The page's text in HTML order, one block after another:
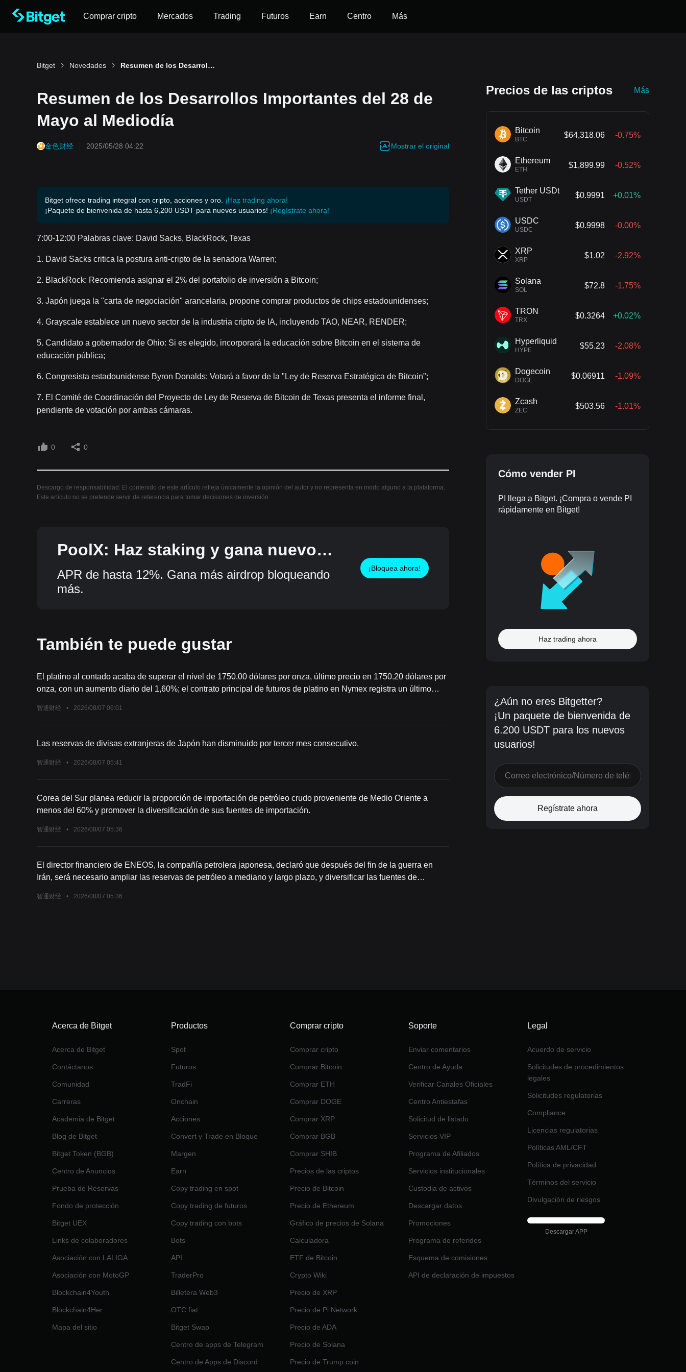
Comprar cripto Mercados Trading Futuros Earn Centro Más
Bitget Novedades Resumen de los Desarrollos Importantes del 28 de Mayo al Mediodía
Resumen de los Desarrollos Importantes del 28 de
Mayo al Mediodía
金色财经 2025/05/28 04:22 Mostrar el original
Bitget ofrece trading integral con cripto, acciones y oro. ¡Haz trading ahora!
¡Paquete de bienvenida de hasta 6,200 USDT para nuevos usuarios! ¡Regístrate ahora!
7:00-12:00 Palabras clave: David Sacks, BlackRock, Texas
1. David Sacks critica la postura anti-cripto de la senadora Warren;
2. BlackRock: Recomienda asignar el 2% del portafolio de inversión a Bitcoin;
3. Japón juega la "carta de negociación" arancelaria, propone comprar productos de chips estadounidenses;
4. Grayscale establece un nuevo sector de la industria cripto de IA, incluyendo TAO, NEAR, RENDER;
5. Candidato a gobernador de Ohio: Si es elegido, incorporará la educación sobre Bitcoin en el sistema de
educación pública;
6. Congresista estadounidense Byron Donalds: Votará a favor de la "Ley de Reserva Estratégica de Bitcoin";
7. El Comité de Coordinación del Proyecto de Ley de Reserva de Bitcoin de Texas presenta el informe final,
pendiente de votación por ambas cámaras.
0 0
Descargo de responsabilidad: El contenido de este artículo refleja únicamente la opinión del autor y no representa en modo alguno a la plataforma.
Este artículo no se pretende servir de referencia para tomar decisiones de inversión.
PoolX: Haz staking y gana nuevos
tokens.
APR de hasta 12%. Gana más airdrop bloqueando
más.
¡Bloquea ahora!
También te puede gustar
El platino al contado acaba de superar el nivel de 1750.00 dólares por onza, último precio en 1750.20 dólares por
onza, con un aumento diario del 1,60%; el contrato principal de futuros de platino en Nymex registra un último
智通财经 • 2026/08/07 06:01
Las reservas de divisas extranjeras de Japón han disminuido por tercer mes consecutivo.
智通财经 • 2026/08/07 05:41
Corea del Sur planea reducir la proporción de importación de petróleo crudo proveniente de Medio Oriente a
menos del 60% y promover la diversificación de sus fuentes de importación.
智通财经 • 2026/08/07 05:36
El director financiero de ENEOS, la compañía petrolera japonesa, declaró que después del fin de la guerra en
Irán, será necesario ampliar las reservas de petróleo a mediano y largo plazo, y diversificar las fuentes de
suministro de petróleo.
智通财经 • 2026/08/07 05:36
Precios de las criptos Más
Bitcoin
BTC
$64,318.06 -0.75%
Ethereum
ETH
$1,899.99 -0.52%
Tether USDt
USDT
$0.9991 +0.01%
USDC
USDC
$0.9998 -0.00%
XRP
XRP
$1.02 -2.92%
Solana
SOL
$72.8 -1.75%
TRON
TRX
$0.3264 +0.02%
Hyperliquid
HYPE
$55.23 -2.08%
Dogecoin
DOGE
$0.06911 -1.09%
Zcash
ZEC
$503.56 -1.01%
Cómo vender PI
PI llega a Bitget. ¡Compra o vende PI
rápidamente en Bitget!
Haz trading ahora
¿Aún no eres Bitgetter?
¡Un paquete de bienvenida de
6.200 USDT para los nuevos
usuarios!
Regístrate ahora
Acerca de Bitget
Acerca de Bitget
Contáctanos
Comunidad
Carreras
Academia de Bitget
Blog de Bitget
Bitget Token (BGB)
Centro de Anuncios
Prueba de Reservas
Fondo de protección
Bitget UEX
Links de colaboradores
Asociación con LALIGA
Asociación con MotoGP
Blockchain4Youth
Blockchain4Her
Mapa del sitio
Productos
Spot
Futuros
TradFi
Onchain
Acciones
Convert y Trade en Bloque
Margen
Earn
Copy trading en spot
Copy trading de futuros
Copy trading con bots
Bots
API
TraderPro
Billetera Web3
OTC fiat
Bitget Swap
Centro de apps de Telegram
Centro de Apps de Discord
Comprar cripto
Comprar cripto
Comprar Bitcoin
Comprar ETH
Comprar DOGE
Comprar XRP
Comprar BGB
Comprar SHIB
Precios de las criptos
Precio de Bitcoin
Precio de Ethereum
Gráfico de precios de Solana
Calculadora
ETF de Bitcoin
Crypto Wiki
Precio de XRP
Precio de Pi Network
Precio de ADA
Precio de Solana
Precio de Trump coin
Soporte
Enviar comentarios
Centro de Ayuda
Verificar Canales Oficiales
Centro Antiestafas
Solicitud de listado
Servicios VIP
Programa de Afiliados
Servicios institucionales
Custodia de activos
Descargar datos
Promociones
Programa de referidos
Esquema de comisiones
API de declaración de impuestos
Legal
Acuerdo de servicio
Solicitudes de procedimientos
legales
Solicitudes regulatorias
Compliance
Licencias regulatorias
Políticas AML/CFT
Política de privacidad
Términos del servicio
Divulgación de riesgos
Descargar APP